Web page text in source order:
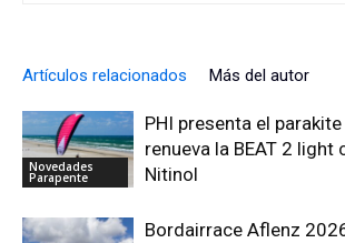
Artículos relacionados Más del autor
Novedades
Parapente
PHI presenta el parakite
renueva la BEAT 2
Nitinol
Bordairrace Aflenz